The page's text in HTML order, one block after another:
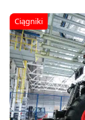
Ciągniki